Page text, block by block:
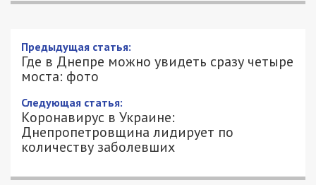
Где в Днепре можно увидеть сразу
четыре моста: фото
24/04/2021 - 18:00
ПЕТРО ЩУКІН - СПЕЦИАЛЬНО ДЛЯ
49000.COM.UA
могущественной реки Днепр, и мосты играют